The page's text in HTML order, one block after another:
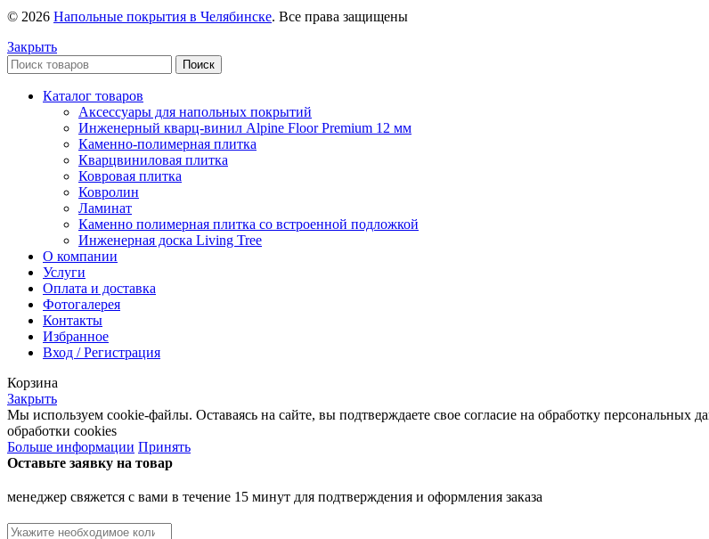
© 2026 Напольные покрытия в Челябинске. Все права защищены
Закрыть
Поиск
Каталог товаров
Аксессуары для напольных покрытий
Инженерный кварц-винил Alpine Floor Premium 12 мм
Каменно-полимерная плитка
Кварцвиниловая плитка
Ковровая плитка
Ковролин
Ламинат
Каменно полимерная плитка со встроенной подложкой
Инженерная доска Living Tree
О компании
Услуги
Оплата и доставка
Фотогалерея
Контакты
Избранное
Вход / Регистрация
Корзина
Закрыть
Мы используем cookie-файлы. Оставаясь на сайте, вы подтверждаете свое согласие на обработку
обработки cookies
Больше информации Принять
Оставьте заявку на товар
менеджер свяжется с вами в течение 15 минут для подтверждения и оформления заказа